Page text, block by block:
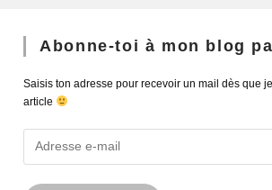
Abonne-toi à mon blog
Saisis ton adresse pour recevoir un mail dès que
article